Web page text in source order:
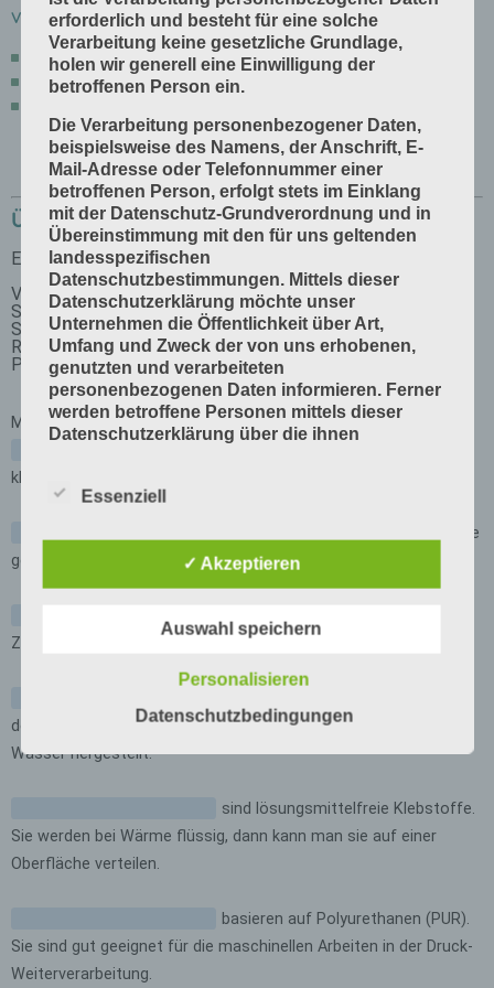
Verwendung:
Klebebindung (kann man gut recyclen)
Fadengeheftete Bücher
ableimen
Übung
erforderlich und besteht für eine solche
Verarbeitung keine gesetzliche Grundlage,
holen wir generell eine Einwilligung der
betroffenen Person ein.
Die Verarbeitung personenbezogener Daten,
beispielsweise des Namens, der Anschrift, E-
Mail-Adresse oder Telefonnummer einer
betroffenen Person, erfolgt stets im Einklang
mit der Datenschutz-Grundverordnung und in
Übereinstimmung mit den für uns geltenden
landesspezifischen
Datenschutzbestimmungen. Mittels dieser
Datenschutzerklärung möchte unser
Unternehmen die Öffentlichkeit über Art,
Umfang und Zweck der von uns erhobenen,
genutzten und verarbeiteten
personenbezogenen Daten informieren. Ferner
werden betroffene Personen mittels dieser
Datenschutzerklärung über die ihnen
Wir haben als für die Verarbeitung
organisatorische Maßnahmen umgesetzt, um
einen möglichst lückenlosen Schutz der über
Dennoch können Internetbasierte
Sicherheitslücken aufweisen, sodass ein
absoluter Schutz nicht gewährleistet werden
kann. Aus diesem Grund steht es jeder
Daten auch auf alternativen Wegen,
Begriffsbestimmungen
Begrifflichkeiten, die durch den Europäischen
Richtlinien- und Verordnungsgeber beim
Erlass der Datenschutz-Grundverordnung (DS-
GVO) verwendet wurden. Unsere
Essenziell
✓ Akzeptieren
Auswahl speichern
Personalisieren
Datenschutzbedingungen